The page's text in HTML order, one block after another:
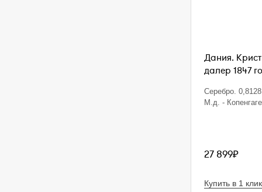
Дания.
далер 1847
Серебро.
М.д. -
27 899₽
Купить в 1 клик